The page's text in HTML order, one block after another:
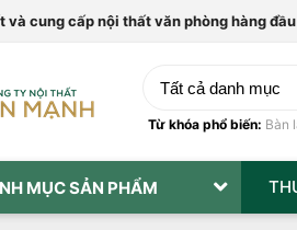
và cung cấp nội thất văn phòng hàng
Từ khóa phổ biến: Bàn
MỤC SẢN PHẨM